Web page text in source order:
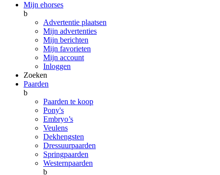
Mijn ehorses
b
Advertentie plaatsen
Mijn advertenties
Mijn berichten
Mijn favorieten
Mijn account
Inloggen
Zoeken
Paarden
b
Paarden te koop
Pony's
Embryo’s
Veulens
Dekhengsten
Dressuurpaarden
Springpaarden
Westernpaarden
b